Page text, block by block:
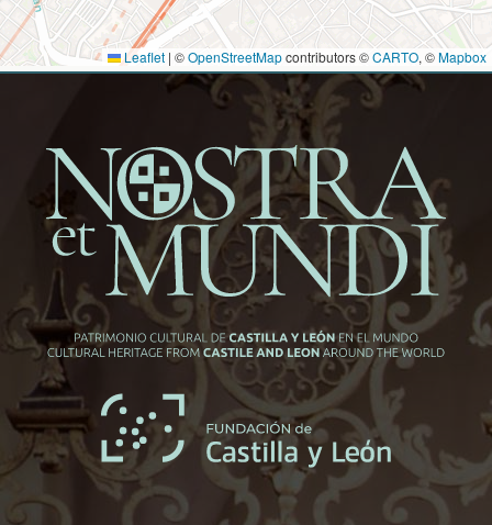
Leaflet | ©OpenStreetMapcontributors ©CARTO, ©Mapbox